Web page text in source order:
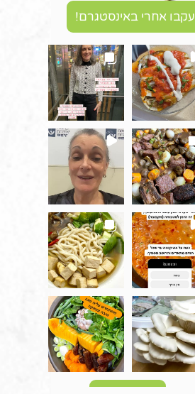
עקבו אחרי באינסטגרם!